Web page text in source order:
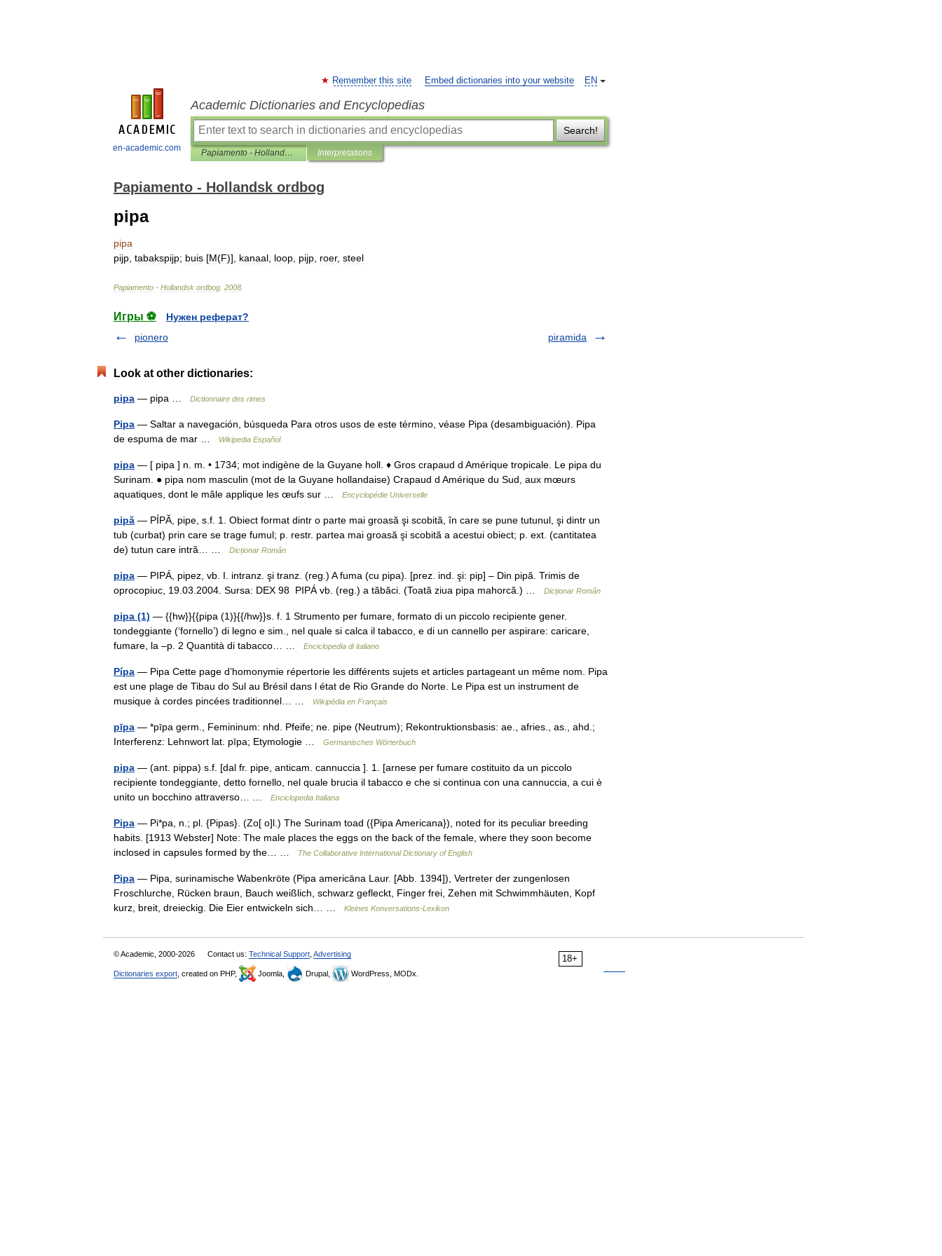
en-academic.com
EN
Remember this site Embed dictionaries into your website
Academic Dictionaries and Encyclopedias
Search!
Papiamento - Hollandsk ordbog Interpretations
Papiamento - Hollandsk ordbog
pipa
pipa
pijp tabakspijp; buis [M(F)], kanaal loop pijp roer, steel
Papiamento - Hollandsk ordbog 2008
Игры ⚽
Нужен реферат?
pionero
piramida
Look at other dictionaries:
pipa — pipa … Dictionnaire des rimes
Pipa — Saltar a navegación, búsqueda Para otros usos de este término, véase Pipa (desambiguación). Pipa
de espuma de mar …
Wikipedia Español
pipa — [ pipa ] n. m. • 1734; mot indigène de la Guyane holl. ♦ Gros crapaud d Amérique tropicale. Le pipa du
Surinam. ● pipa nom masculin (mot de la Guyane hollandaise) Crapaud d Amérique du Sud, aux mœurs
aquatiques, dont le mâle applique les œufs sur …
Encyclopédie Universelle
pipă — PÍPĂ, pipe, s.f. 1. Obiect format dintr o parte mai groasă şi scobită, în care se pune tutunul, şi dintr un
tub (curbat) prin care se trage fumul; p. restr. partea mai groasă şi scobită a acestui obiect; p. ext. (cantitatea
de) tutun care intră… …
Dicționar Român
pipa — PIPÁ, pipez, vb. I. intranz. şi tranz. (reg.) A fuma (cu pipa). [prez. ind. şi: pip] – Din pipă. Trimis de
oprocopiuc, 19.03.2004. Sursa: DEX 98 PIPÁ vb. (reg.) a tăbăci. (Toată ziua pipa mahorcă.) …
Dicționar Român
pipa (1) — {{hw}}{{pipa (1)}{{/hw}}s. f. 1 Strumento per fumare, formato di un piccolo recipiente gener.
tondeggiante (‘fornello’) di legno e sim., nel quale si calca il tabacco, e di un cannello per aspirare: caricare,
fumare, la –p. 2 Quantità di tabacco… …
Enciclopedia di italiano
Pípa — Pipa Cette page d’homonymie répertorie les différents sujets et articles partageant un même nom. Pipa
est une plage de Tibau do Sul au Brésil dans l état de Rio Grande do Norte. Le Pipa est un instrument de
musique à cordes pincées traditionnel… …
Wikipédia en Français
pīpa — *pīpa germ., Femininum: nhd. Pfeife; ne. pipe (Neutrum); Rekontruktionsbasis: ae., afries., as., ahd.;
Interferenz: Lehnwort lat. pīpa; Etymologie …
Germanisches Wörterbuch
pipa — (ant. pippa) s.f. [dal fr. pipe, anticam. cannuccia ]. 1. [arnese per fumare costituito da un piccolo
recipiente tondeggiante, detto fornello, nel quale brucia il tabacco e che si continua con una cannuccia, a cui è
unito un bocchino attraverso… …
Enciclopedia Italiana
Pipa — Pi*pa, n.; pl. {Pipas}. (Zo[ o]l.) The Surinam toad ({Pipa Americana}), noted for its peculiar breeding
habits. [1913 Webster] Note: The male places the eggs on the back of the female, where they soon become
inclosed in capsules formed by the… …
The Collaborative International Dictionary of English
Pipa — Pipa, surinamische Wabenkröte (Pipa americāna Laur. [Abb. 1394]), Vertreter der zungenlosen
Froschlurche, Rücken braun, Bauch weißlich, schwarz gefleckt, Finger frei, Zehen mit Schwimmhäuten, Kopf
kurz, breit, dreieckig. Die Eier entwickeln sich… …
Kleines Konversations-Lexikon
18+
© Academic, 2000-2026 Contact us: Technical Support Advertising
Dictionaries export , created on PHP, Joomla, Drupal, WordPress, MODx.